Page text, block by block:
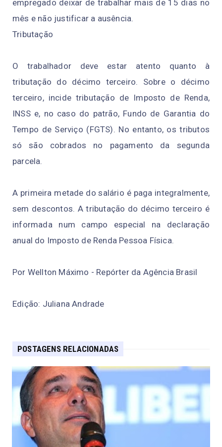
empregado deixar de trabalhar mais de 15 dias no
mês e não justificar a ausência.
Tributação
O trabalhador deve estar atento quanto à
tributação do décimo terceiro. Sobre o décimo
terceiro, incide tributação de Imposto de Renda,
INSS e, no caso do patrão, Fundo de Garantia do
Tempo de Serviço (FGTS). No entanto, os tributos
só são cobrados no pagamento da segunda
parcela.
A primeira metade do salário é paga integralmente,
sem descontos. A tributação do décimo terceiro é
informada num campo especial na declaração
anual do Imposto de Renda Pessoa Física.
Por Wellton Máximo - Repórter da Agência Brasil
Edição: Juliana Andrade
POSTAGENS RELACIONADAS